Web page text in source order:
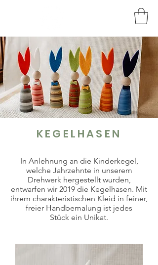
KEGELHASEN
In Anlehnung an die Kinderkegel,
welche Jahrzehnte in unserem
Drehwerk hergestellt wurden,
entwarfen wir 2019 die Kegelhasen. Mit
ihrem charakteristischen Kleid in feiner,
freier Handbemalung ist jedes
Stück ein Unikat.